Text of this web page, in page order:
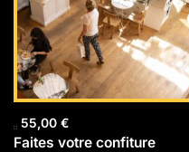
55,00 €
Faites votre confiture